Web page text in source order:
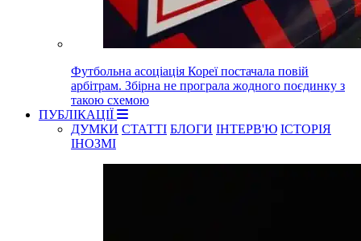
Футбольна асоціація Кореї постачала повій
арбітрам. Збірна не програла жодного поєдинку з
такою схемою
ПУБЛІКАЦІЇ
ДУМКИ СТАТТІ БЛОГИ ІНТЕРВ'Ю ІСТОРІЯ
ІНОЗМІ